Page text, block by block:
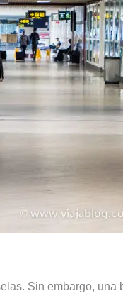
Sin embargo, una